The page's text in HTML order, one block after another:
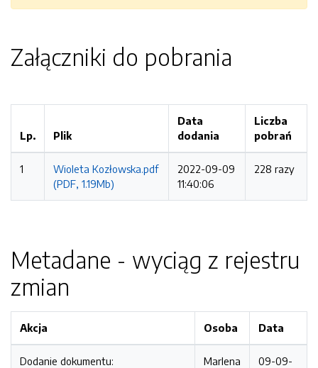
Załączniki do pobrania
Lp. Plik
Data
dodania
Liczba
pobrań
1
Wioleta Kozłowska.pdf
(PDF, 1.19Mb)
2022-09-09
11:40:06
228 razy
Metadane - wyciąg z rejestru
zmian
Akcja Osoba Data
Dodanie dokumentu:
Marlena
09-09-